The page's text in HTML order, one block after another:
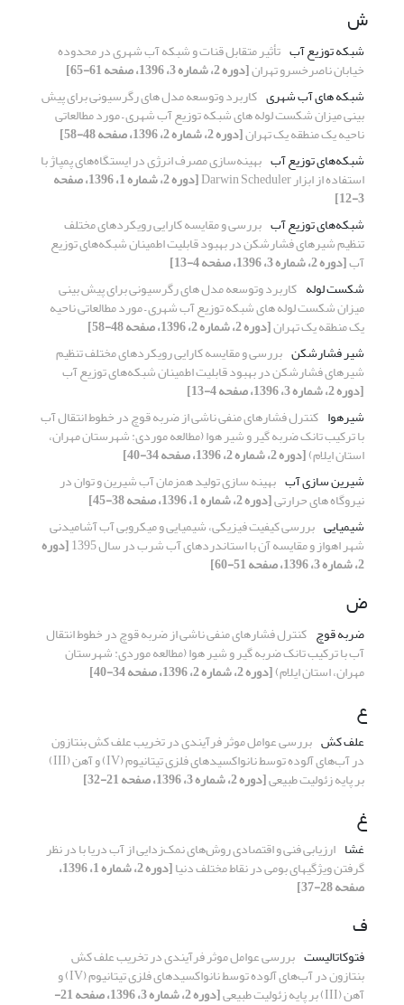
ش
شبکه توزیع آب تأثیر متقابل قنات و شبکه آب شهری در محدوده
خیابان ناصرخسرو تهران[دوره 2، شماره 3، 1396، صفحه 61-65]
شبکه های آب شهری کاربرد وتوسعه مدل های رگرسیونی برای پیش
بینی میزان شکست لوله های شبکه توزیع آب شهری – مورد مطالعاتی
ناحیه یک منطقه یک تهران[دوره 2، شماره 2، 1396، صفحه 48-58]
شبکه‌های توزیع آب بهینه‌سازی مصرف انرژی در ایستگاه‌های پمپاژ با
استفاده از ابزار Darwin Scheduler [دوره 2، شماره 1، 1396، صفحه
3-12]
شبکه‌های توزیع آب بررسی و مقایسه کارایی رویکردهای مختلف
تنظیم شیرهای فشارشکن در بهبود قابلیت اطمینان شبکه‌های توزیع
آب[دوره 2، شماره 3، 1396، صفحه 4-13]
شکست لوله کاربرد وتوسعه مدل های رگرسیونی برای پیش بینی
میزان شکست لوله های شبکه توزیع آب شهری – مورد مطالعاتی ناحیه
یک منطقه یک تهران[دوره 2، شماره 2، 1396، صفحه 48-58]
شیر فشارشکن بررسی و مقایسه کارایی رویکردهای مختلف تنظیم
شیرهای فشارشکن در بهبود قابلیت اطمینان شبکه‌های توزیع آب
[دوره 2، شماره 3، 1396، صفحه 4-13]
شیرهوا کنترل فشار‌های منفی ناشی از ضربه قوچ در خطوط انتقال آب
با ترکیب تانک ضربه گیر و شیر هوا (مطالعه موردی: شهرستان مهران،
استان ایلام)[دوره 2، شماره 2، 1396، صفحه 34-40]
شیرین سازی آب بهینه سازی تولید همزمان آب شیرین و توان در
نیروگاه های حرارتی[دوره 2، شماره 1، 1396، صفحه 38-45]
شیمیایی بررسی کیفیت فیزیکی، شیمیایی و میکروبی آب آشامیدنی
شهر اهواز و مقایسه آن با استاندردهای آب شرب در سال 1395 [دوره
2، شماره 3، 1396، صفحه 51-60]
ض
ضربه قوچ کنترل فشار‌های منفی ناشی از ضربه قوچ در خطوط انتقال
آب با ترکیب تانک ضربه گیر و شیر هوا (مطالعه موردی: شهرستان
مهران، استان ایلام)[دوره 2، شماره 2، 1396، صفحه 34-40]
ع
علف کش بررسی عوامل موثر فرآیندی در تخریب علف کش بنتازون
در آب‌های آلوده توسط نانواکسیدهای فلزی تیتانیوم (IV) و آهن (III)
بر پایه زئولیت طبیعی[دوره 2، شماره 3، 1396، صفحه 21-32]
غ
غشا ارزیابی فنی و اقتصادی روش‌های نمک‌زدایی از آب دریا با در نظر
گرفتن ویژگیهای بومی در نقاط مختلف دنیا [دوره 2، شماره 1، 1396،
صفحه 28-37]
ف
فتوکاتالیست بررسی عوامل موثر فرآیندی در تخریب علف کش
بنتازون در آب‌های آلوده توسط نانواکسیدهای فلزی تیتانیوم (IV) و
آهن (III) بر پایه زئولیت طبیعی [دوره 2، شماره 3، 1396، صفحه 21-